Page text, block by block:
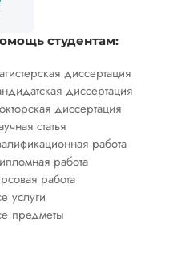
студентам:
диссертация
диссертация
диссертация
статья
работа
работа
работа
услуги
предметы